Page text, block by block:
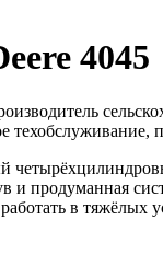
4045
техобслуживание,
и продуманная
в тяжёлых